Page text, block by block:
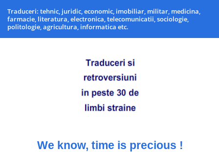
Traduceri: tehnic, juridic, economic, imobiliar, militar, medicina,
farmacie, literatura, electronica, telecomunicatii, sociologie,
politologie, agricultura, informatica etc.
We know, time is precious !